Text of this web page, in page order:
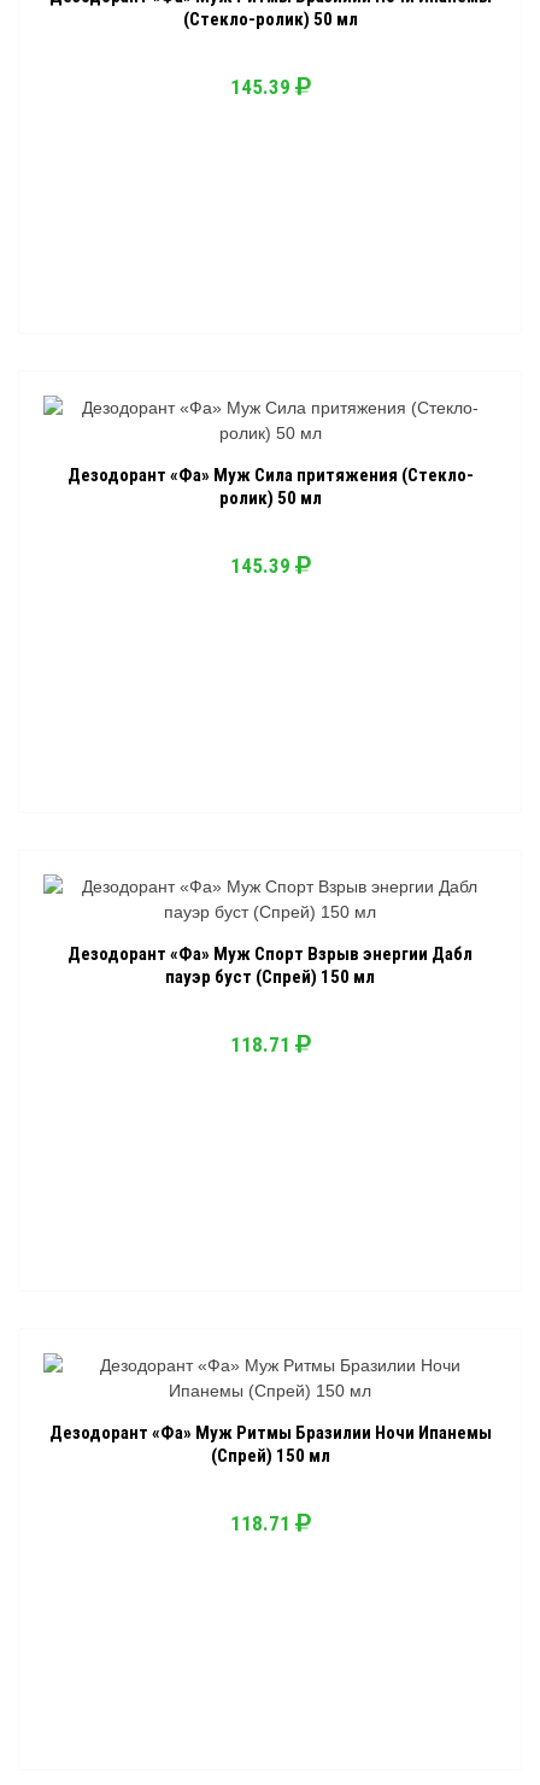
(Стекло-ролик) 50 мл
145.39
Дезодорант «Фа» Муж Сила притяжения (Стекло-
ролик) 50 мл
145.39
Дезодорант «Фа» Муж Спорт Взрыв энергии Дабл
пауэр буст (Спрей) 150 мл
118.71
Дезодорант «Фа» Муж Ритмы Бразилии Ночи Ипанемы
(Спрей) 150 мл
118.71